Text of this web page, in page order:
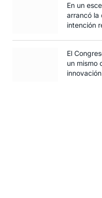
En un
arrancó la
intención
El
un mismo